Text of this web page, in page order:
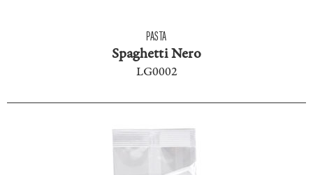
PASTA
Spaghetti Nero
LG0002